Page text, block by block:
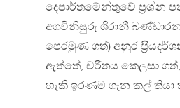
දෙපාර්තමේන්තුවේ ප‍්‍රශ්න
අගවිනිසුරු ශිරානී
පෙරමුණ ගත්) අනුර
ඇත්තේ, චරිතය කෙලසා
හැකි ඉරණම ගැන කල්